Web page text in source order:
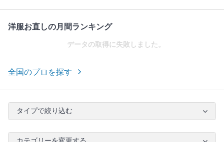
洋服お直しの月間ランキング
データの取得に失敗しました。
全国のプロを探す
タイプで絞り込む